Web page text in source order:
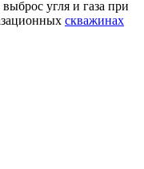
угля и газа при
скважинах